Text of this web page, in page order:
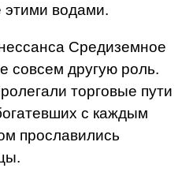
этими водами.
Средиземное
совсем другую роль.
торговые пути
с каждым
прославились